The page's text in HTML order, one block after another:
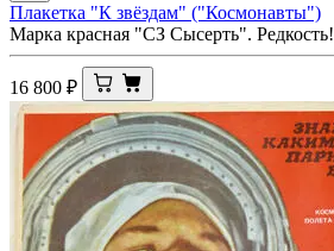
Плакетка "К звёздам" ("Космонавты")
Марка красная "СЗ Сысерть". Редкость!
16 800 ₽